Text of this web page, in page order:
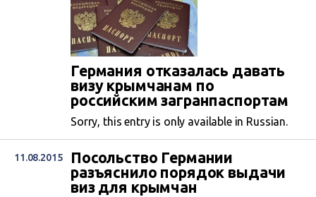
Германия отказалась давать
визу крымчанам по
российским загранпаспортам
Sorry, this entry is only available in Russian.
11.08.2015
Посольство Германии
разъяснило порядок выдачи
виз для крымчан